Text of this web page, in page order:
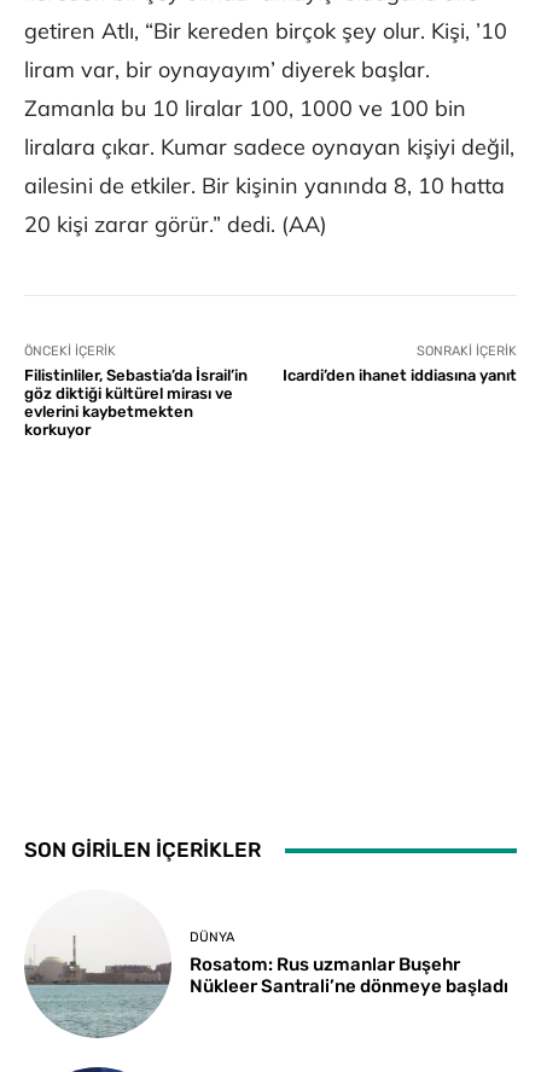
getiren Atlı, “Bir kereden birçok şey olur. Kişi, ’10
liram var, bir oynayayım’ diyerek başlar.
Zamanla bu 10 liralar 100, 1000 ve 100 bin
liralara çıkar. Kumar sadece oynayan kişiyi değil,
ailesini de etkiler. Bir kişinin yanında 8, 10 hatta
20 kişi zarar görür.” dedi. (AA)
ÖNCEKI İÇERIK
Filistinliler, Sebastia’da İsrail’in
göz diktiği kültürel mirası ve
evlerini kaybetmekten
korkuyor
SONRAKI İÇERIK
Icardi’den ihanet iddiasına yanıt
SON GİRİLEN İÇERİKLER
DÜNYA
Rosatom: Rus uzmanlar Buşehr
Nükleer Santrali’ne dönmeye başladı